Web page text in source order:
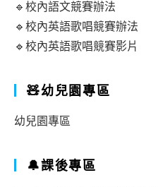
🔹校內語文競賽辦法
🔹校內英語歌唱競賽辦法
🔹校內英語歌唱競賽影片
🧸幼兒園專區
幼兒園專區
🔔課後專區